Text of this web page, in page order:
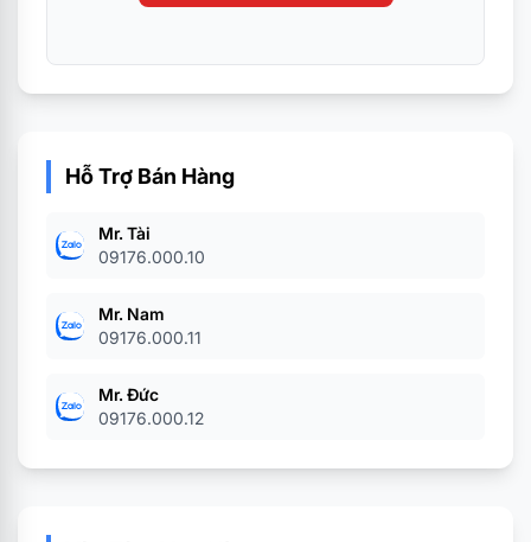
Hỗ Trợ Bán Hàng
Mr. Tài
09176.000.10
Mr. Nam
09176.000.11
Mr. Đức
09176.000.12